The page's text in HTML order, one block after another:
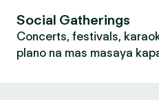
Social Gatherings
Concerts, festivals,
plano na mas masaya